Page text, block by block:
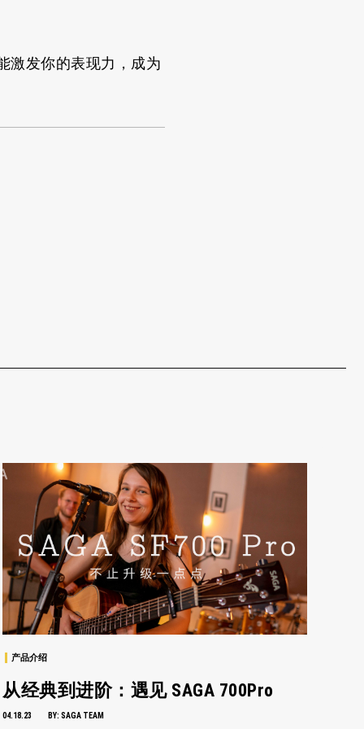
激发你的表现力，成为
产品介绍
从经典到进阶：遇见 SAGA 700Pro
04.18.23 BY:SAGA TEAM